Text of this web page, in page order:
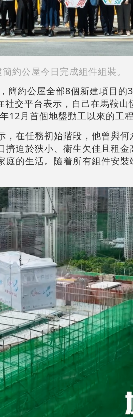
約公屋今日完成組件組裝。
簡約公屋全部8個新建項目的
交平台表示，自己在馬鞍山
12月首個地盤動工以來的工程
在任務初始階段，他曾與
迫於狹小、衞生欠佳且租
的生活。隨着所有組件安裝